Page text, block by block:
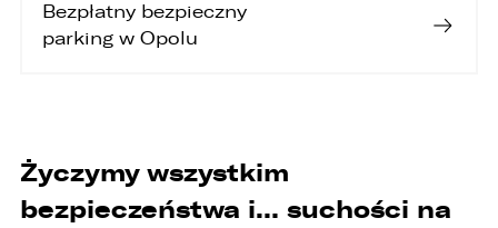
Bezpłatny bezpieczny
parking w Opolu
Życzymy wszystkim
bezpieczeństwa i… suchości na